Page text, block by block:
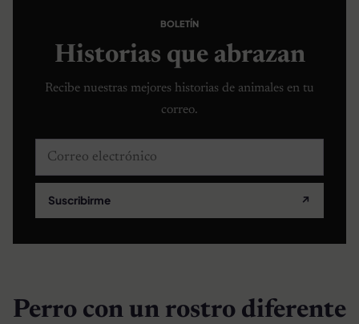
BOLETÍN
Historias que abrazan
Recibe nuestras mejores historias de animales en tu
correo.
Correo electrónico
Suscribirme ↗
Perro con un rostro diferente